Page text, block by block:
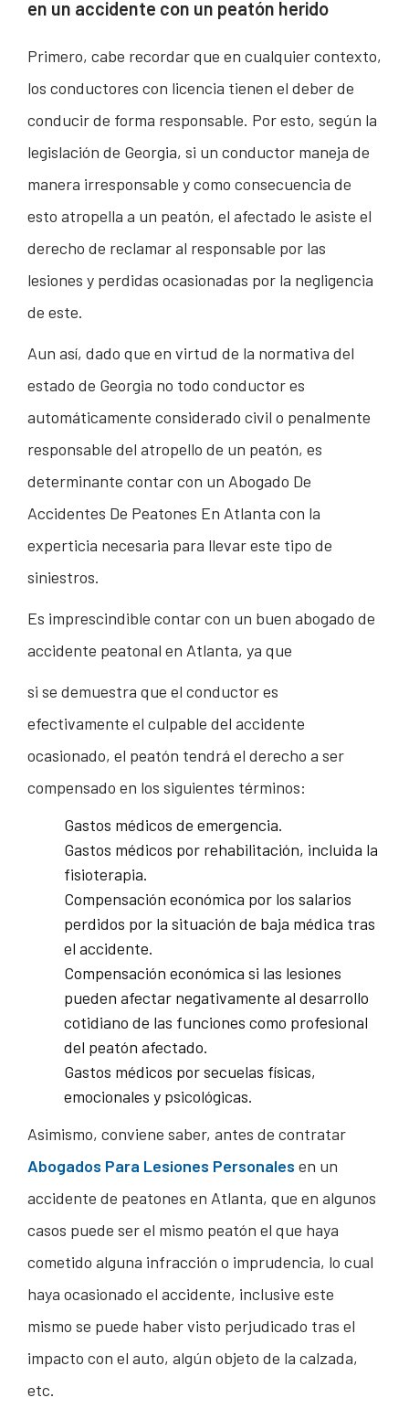
en un accidente con un peatón herido
Primero, cabe recordar que en cualquier contexto,
los conductores con licencia tienen el deber de
conducir de forma responsable. Por esto, según la
legislación de Georgia, si un conductor maneja de
manera irresponsable y como consecuencia de
esto atropella a un peatón, el afectado le asiste el
derecho de reclamar al responsable por las
lesiones y perdidas ocasionadas por la negligencia
de este.
Aun así, dado que en virtud de la normativa del
estado de Georgia no todo conductor es
automáticamente considerado civil o penalmente
responsable del atropello de un peatón, es
determinante contar con un Abogado De
Accidentes De Peatones En Atlanta con la
experticia necesaria para llevar este tipo de
siniestros.
Es imprescindible contar con un buen abogado de
accidente peatonal en Atlanta, ya que
si se demuestra que el conductor es
efectivamente el culpable del accidente
ocasionado, el peatón tendrá el derecho a ser
compensado en los siguientes términos:
Gastos médicos de emergencia.
Gastos médicos por rehabilitación, incluida la
fisioterapia.
Compensación económica por los salarios
perdidos por la situación de baja médica tras
el accidente.
Compensación económica si las lesiones
pueden afectar negativamente al desarrollo
cotidiano de las funciones como profesional
del peatón afectado.
Gastos médicos por secuelas físicas,
emocionales y psicológicas.
Asimismo, conviene saber, antes de contratar
Abogados Para Lesiones Personales en un
accidente de peatones en Atlanta, que en algunos
casos puede ser el mismo peatón el que haya
cometido alguna infracción o imprudencia, lo cual
haya ocasionado el accidente, inclusive este
mismo se puede haber visto perjudicado tras el
impacto con el auto, algún objeto de la calzada,
etc.